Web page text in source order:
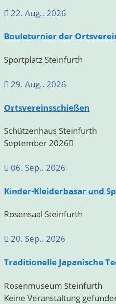
22. Aug.. 2026
Bouleturnier der
Sportplatz Steinfurth
29. Aug.. 2026
Ortsvereinsschießen
Schützenhaus Steinfurth
September 2026
06. Sep.. 2026
Kinder-Kleiderbasar und
Rosensaal Steinfurth
20. Sep.. 2026
Traditionelle Japanische
Rosenmuseum Steinfurth
Keine Veranstaltung